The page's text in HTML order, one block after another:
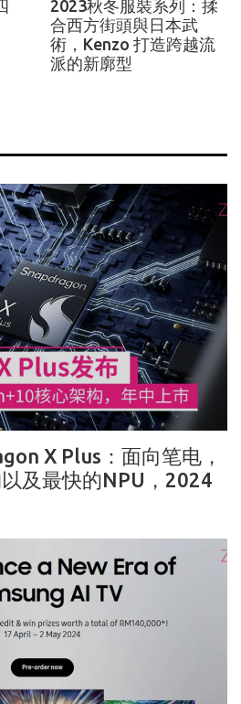
2023秋冬服裝系列：揉
合西方街頭與日本武
術，Kenzo 打造跨越流
派的新廓型
X Plus：面向笔电，
及最快的NPU，2024